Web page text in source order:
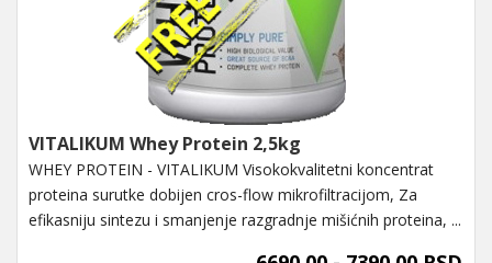
VITALIKUM Whey Protein 2,5kg
WHEY PROTEIN - VITALIKUM Visokokvalitetni koncentrat
proteina surutke dobijen cros-flow mikrofiltracijom, Za
efikasniju sintezu i smanjenje razgradnje mišićnih proteina, ...